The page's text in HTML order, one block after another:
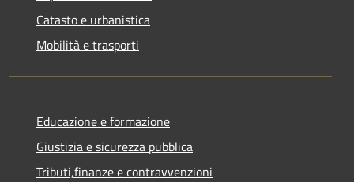
Catasto e urbanistica
Mobilità e trasporti
Educazione e formazione
Giustizia e sicurezza pubblica
Tributi,finanze e contravvenzioni